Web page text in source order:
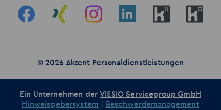
© 2026 Akzent Personaldienstleistungen
Ein Unternehmen derVISSIO Servicegroup GmbH
Hinweisgebersystem
Beschwerdemanagement